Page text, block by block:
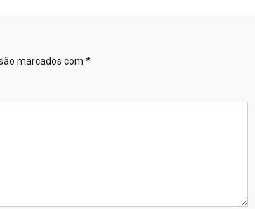
marcados com *